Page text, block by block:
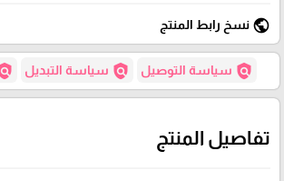
public نسخ رابط المنتج
policy سياسة التوصيل policy سياسة التبديل
تفاصيل المنتج